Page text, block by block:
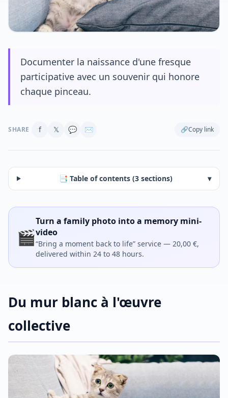
Documenter la naissance d'une fresque
participative avec un souvenir qui honore
chaque pinceau.
SHARE f 𝕏 💬 ✉ 🔗Copy link
📑 Table of contents (3 sections) ▾
🎬
Turn a family photo into a memory mini-
video
“Bring a moment back to life” service — 20,00 €,
delivered within 24 to 48 hours.
Du mur blanc à l'œuvre
collective